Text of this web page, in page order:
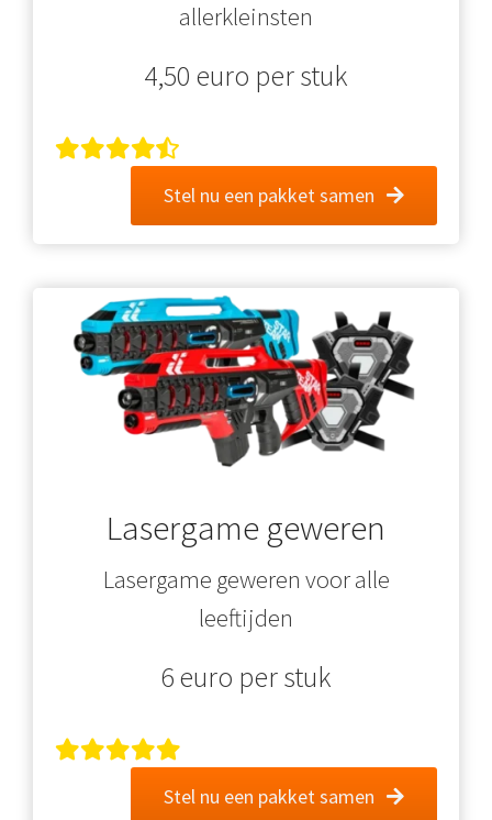
allerkleinsten
4,50 euro per stuk
Stel nu een pakket samen
Lasergame geweren
Lasergame geweren voor alle
leeftijden
6 euro per stuk
Stel nu een pakket samen